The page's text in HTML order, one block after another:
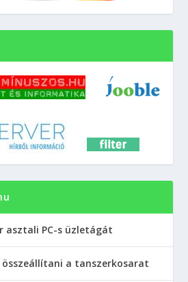
asztali PC-s üzletágát
összeállítani a tanszerkosarat